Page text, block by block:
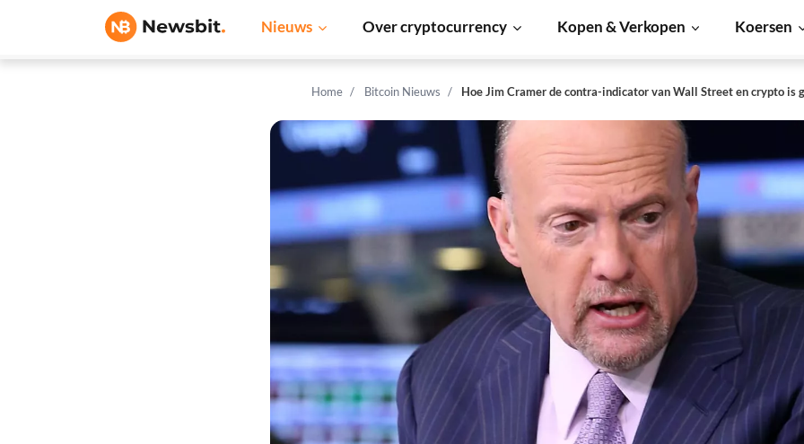
Nieuws Over cryptocurrency Kopen & Verkopen Koersen
Home Bitcoin Nieuws Hoe Jim Cramer de contra-indicator van Wall Street en crypto is